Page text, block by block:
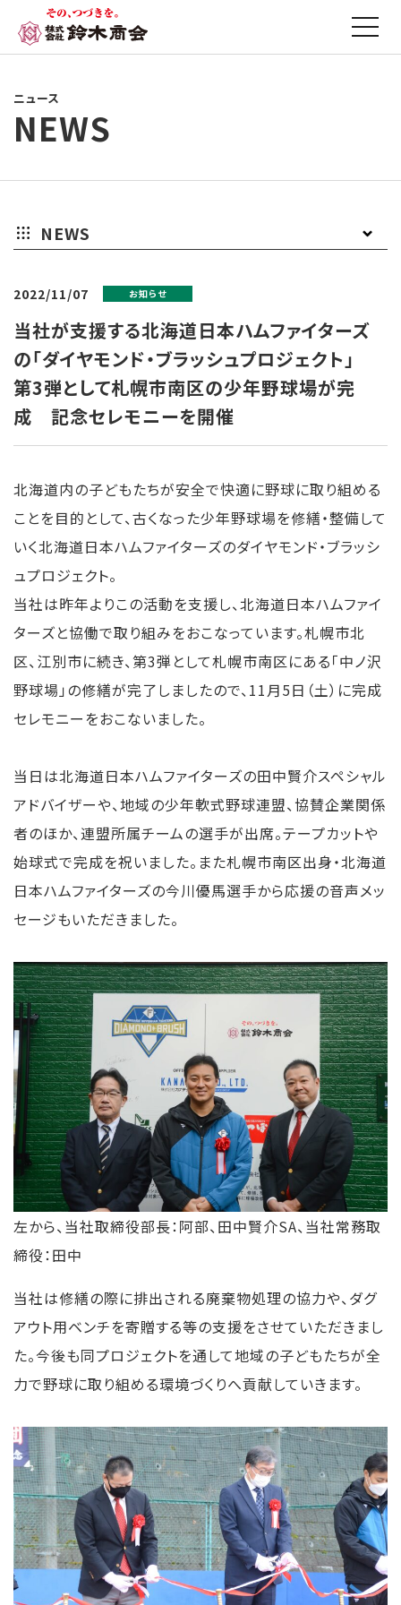
ニュース
NEWS
NEWS
ら
せ
ス
リ
リ
ス
他
2022/11/07 お知らせ
当社が支援する北海道日本ハムファイターズ
の「ダイヤモンド・ブラッシュプロジェクト」
第3弾として札幌市南区の少年野球場が完
成 記念セレモニーを開催
北海道内の子どもたちが安全で快適に野球に取り組める
ことを目的として、古くなった少年野球場を修繕・整備して
いく北海道日本ハムファイターズのダイヤモンド・ブラッシ
ュプロジェクト。
当社は昨年よりこの活動を支援し、北海道日本ハムファイ
ターズと協働で取り組みをおこなっています。札幌市北
区、江別市に続き、第3弾として札幌市南区にある「中ノ沢
野球場」の修繕が完了しましたので、11月5日（土）に完成
セレモニーをおこないました。
当日は北海道日本ハムファイターズの田中賢介スペシャル
アドバイザーや、地域の少年軟式野球連盟、協賛企業関係
者のほか、連盟所属チームの選手が出席。テープカットや
始球式で完成を祝いました。また札幌市南区出身・北海道
日本ハムファイターズの今川優馬選手から応援の音声メッ
セージもいただきました。
左から、当社取締役部長：阿部、田中賢介SA、当社常務取
締役：田中
当社は修繕の際に排出される廃棄物処理の協力や、ダグ
アウト用ベンチを寄贈する等の支援をさせていただきまし
た。今後も同プロジェクトを通して地域の子どもたちが全
力で野球に取り組める環境づくりへ貢献していきます。